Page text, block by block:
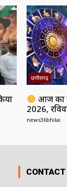
छत्तीसगढ़
आज का
2026,
news36bhilai -
CONTACT